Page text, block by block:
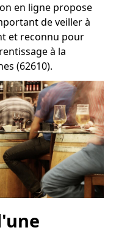
en ligne propose
de veiller à
et reconnu pour
à la
(62610).